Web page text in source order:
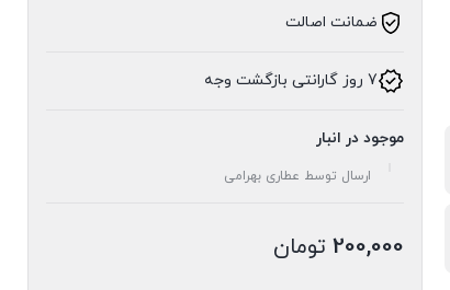
ضمانت اصالت
7 روز گارانتی بازگشت وجه
موجود در انبار
ارسال توسط عطاری بهرامی
200,000 تومان